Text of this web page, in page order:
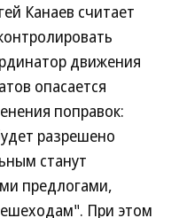
Канаев считает
движения
опасается
поправок:
разрешено
станут
предлогами,
При этом